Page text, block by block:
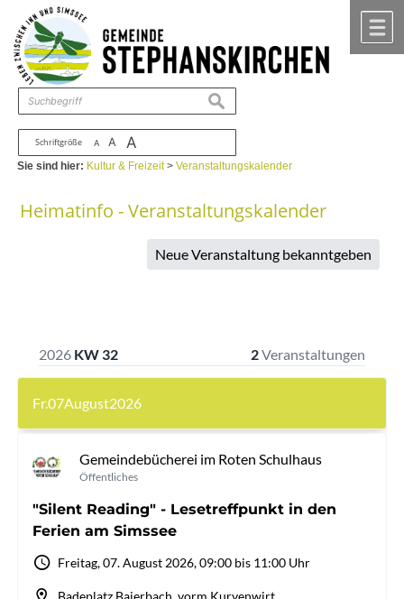
Zum Inhalt ,zur Navigation
Schriftgröße A A A
suchen
Sie sind hier: Kultur & Freizeit>Veranstaltungskalender
Heimatinfo - Veranstaltungskalender